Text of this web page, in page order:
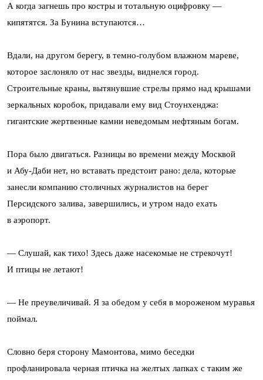
А когда загнешь про костры и тотальную оцифровку —
кипятятся. За Бунина вступаются…
Вдали, на другом берегу, в темно-голубом влажном мареве,
которое заслоняло от нас звезды, виднелся город.
Строительные краны, вытянувшие стрелы прямо над крышами
зеркальных коробок, придавали ему вид Стоунхенджа:
гигантские жертвенные камни неведомым нефтяным богам.
Пора было двигаться. Разницы во времени между Москвой
и Абу-Даби нет, но вставать предстоит рано: дела, которые
занесли компанию столичных журналистов на берег
Персидского залива, завершились, и утром надо ехать
в аэропорт.
— Слушай, как тихо! Здесь даже насекомые не стрекочут!
И птицы не летают!
— Не преувеличивай. Я за обедом у себя в мороженом муравья
поймал.
Словно беря сторону Мамонтова, мимо беседки
профланировала черная птичка на желтых лапках с таким же